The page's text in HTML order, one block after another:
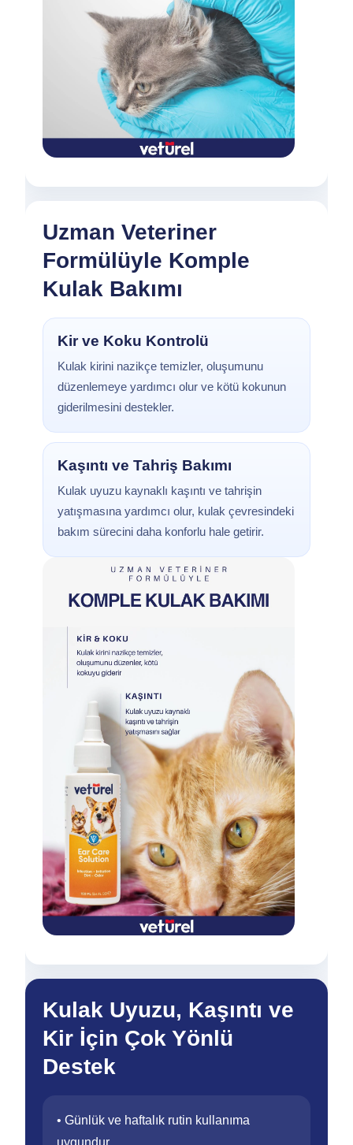
Uzman Veteriner
Formülüyle Komple
Kulak Bakımı
Kir ve Koku Kontrolü
Kulak kirini nazikçe temizler, oluşumunu
düzenlemeye yardımcı olur ve kötü kokunun
giderilmesini destekler.
Kaşıntı ve Tahriş Bakımı
Kulak uyuzu kaynaklı kaşıntı ve tahrişin
yatışmasına yardımcı olur, kulak çevresindeki
bakım sürecini daha konforlu hale getirir.
Kulak Uyuzu, Kaşıntı ve
Kir İçin Çok Yönlü
Destek
• Günlük ve haftalık rutin kullanıma
uygundur.